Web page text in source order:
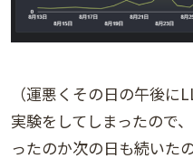
（運悪くその日の午後に
実験をしてしまったので
ったのか次の日も続いた